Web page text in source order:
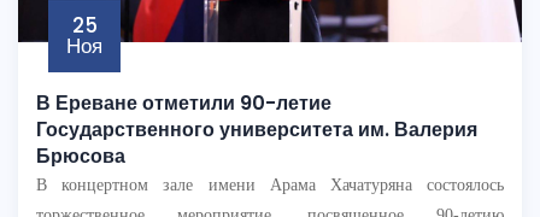
25
Ноя
В Ереване отметили 90-летие
Государственного университета им. Валерия
Брюсова
В концертном зале имени Арама Хачатуряна состоялось